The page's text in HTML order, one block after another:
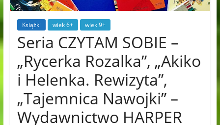
Książki wiek 6+ wiek 9+
Seria CZYTAM SOBIE –
„Rycerka Rozalka”, „Akiko
i Helenka. Rewizyta”,
„Tajemnica Nawojki” –
Wydawnictwo HARPER